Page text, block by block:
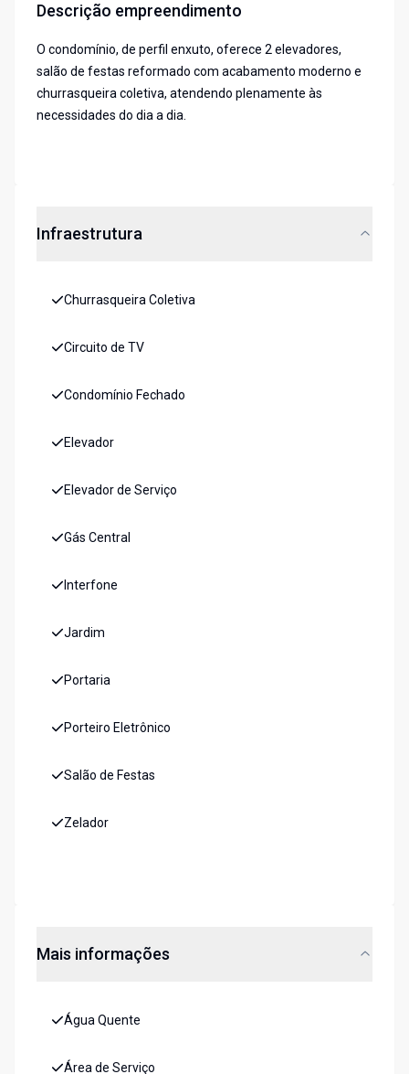
Descrição empreendimento
O condomínio, de perfil enxuto, oferece 2 elevadores,
salão de festas reformado com acabamento moderno e
churrasqueira coletiva, atendendo plenamente às
necessidades do dia a dia.
Infraestrutura
Churrasqueira Coletiva
Circuito de TV
Condomínio Fechado
Elevador
Elevador de Serviço
Gás Central
Interfone
Jardim
Portaria
Porteiro Eletrônico
Salão de Festas
Zelador
Mais informações
Água Quente
Área de Serviço